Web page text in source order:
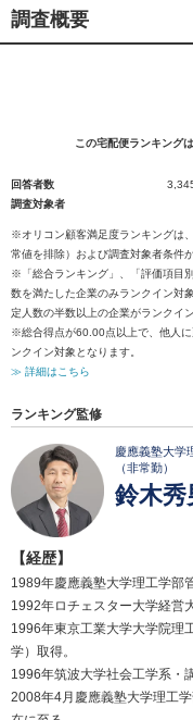
調査概要
この宅配便ランキング
回答者数
調査対象者
※オリコン顧客満足度ランキングは
常値を排除）および調査対象者条件
※「総合ランキング」、「評価項目
数を満たした企業のみランクイン対
定人数の半数以上の企業がランクイ
※総合得点が60.00点以上で、他人
ンクイン対象となります。
≫ 詳細はこちら
ランキング監修
慶應義塾大学
（非常勤）
鈴木秀
【経歴】
1989年慶應義塾大学理工学部
1992年ロチェスター大学経営
1996年東京工業大学大学院理
学）取得。
1996年筑波大学社会工学系・
2008年4月慶應義塾大学理工